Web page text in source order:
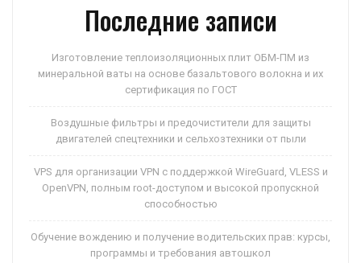
Последние записи
Изготовление теплоизоляционных плит ОБМ-ПМ из
минеральной ваты на основе базальтового волокна и их
сертификация по ГОСТ
Воздушные фильтры и предочистители для защиты
двигателей спецтехники и сельхозтехники от пыли
VPS для организации VPN с поддержкой WireGuard, VLESS и
OpenVPN, полным root-доступом и высокой пропускной
способностью
Обучение вождению и получение водительских прав: курсы,
программы и требования автошкол